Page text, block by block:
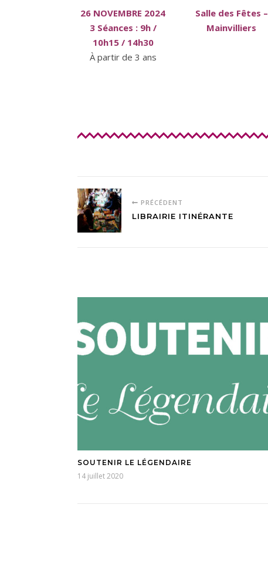
26 NOVEMBRE 2024
3 Séances : 9h /
10h15 / 14h30
À partir de 3 ans
Salle des Fêtes –
Mainvilliers
PRÉCÉDENT
LIBRAIRIE ITINÉRANTE
SOUTENIR LE LÉGENDAIRE
14 juillet 2020